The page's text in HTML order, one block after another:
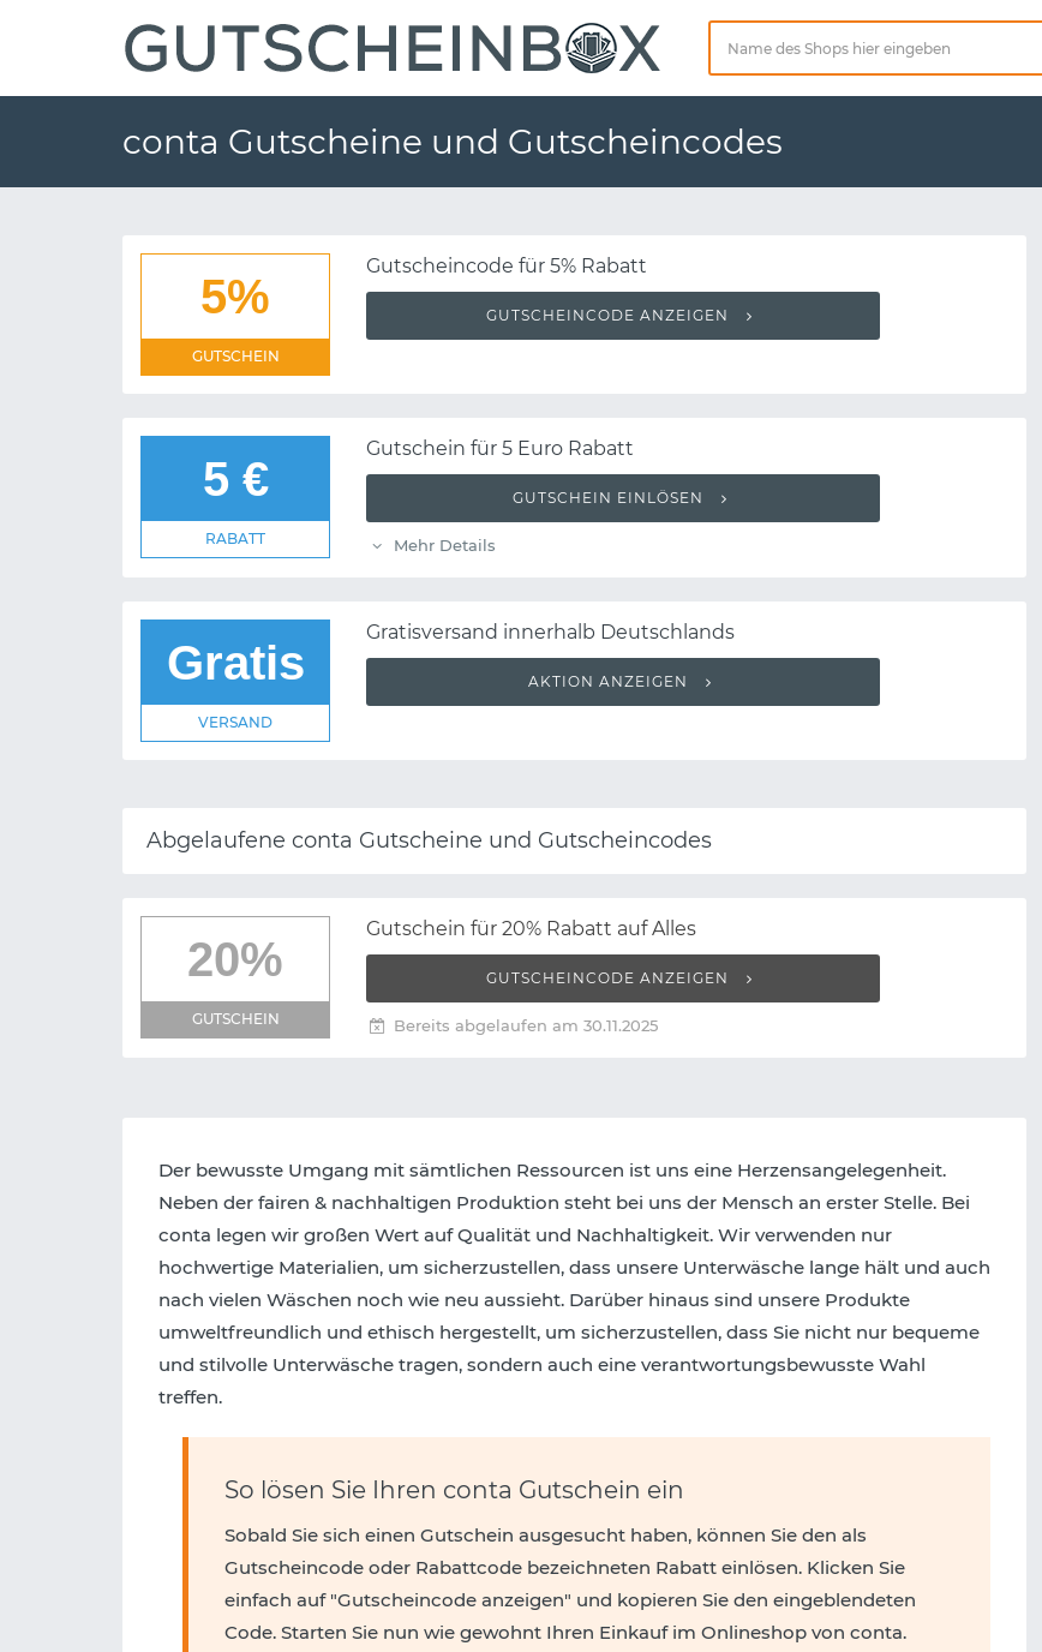
conta Gutscheine und Gutscheincodes
5%
GUTSCHEIN
Gutscheincode für 5% Rabatt
GUTSCHEINCODE ANZEIGEN
5 €
RABATT
Gutschein für 5 Euro Rabatt
GUTSCHEIN EINLÖSEN
Mehr Details
Gratis
VERSAND
Gratisversand innerhalb Deutschlands
AKTION ANZEIGEN
Abgelaufene conta Gutscheine und Gutscheincodes
20%
GUTSCHEIN
Gutschein für 20% Rabatt auf Alles
GUTSCHEINCODE ANZEIGEN
Bereits abgelaufen am 30.11.2025
Der bewusste Umgang mit sämtlichen Ressourcen ist uns eine Herzensangelegenheit.
Neben der fairen & nachhaltigen Produktion steht bei uns der Mensch an erster Stelle. Bei
conta legen wir großen Wert auf Qualität und Nachhaltigkeit. Wir verwenden nur
hochwertige Materialien, um sicherzustellen, dass unsere Unterwäsche lange hält und auch
nach vielen Wäschen noch wie neu aussieht. Darüber hinaus sind unsere Produkte
umweltfreundlich und ethisch hergestellt, um sicherzustellen, dass Sie nicht nur bequeme
und stilvolle Unterwäsche tragen, sondern auch eine verantwortungsbewusste Wahl
treffen.
So lösen Sie Ihren conta Gutschein ein
Sobald Sie sich einen Gutschein ausgesucht haben, können Sie den als
Gutscheincode oder Rabattcode bezeichneten Rabatt einlösen. Klicken Sie
einfach auf "Gutscheincode anzeigen" und kopieren Sie den eingeblendeten
Code. Starten Sie nun wie gewohnt Ihren Einkauf im Onlineshop von conta.